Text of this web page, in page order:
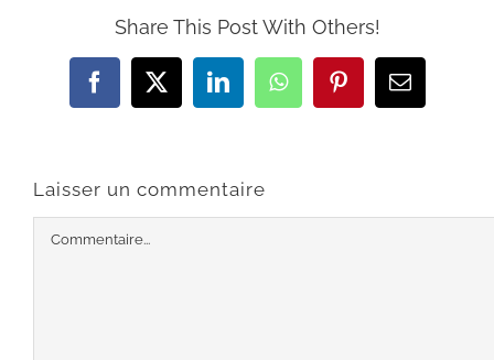
Share This Post With Others!
Facebook
X LinkedInWhatsAppPinterestEmail
Laisser un commentaire
Commentaire